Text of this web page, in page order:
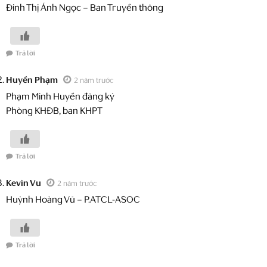
Đinh Thị Ánh Ngọc – Ban Truyền thông
Trả lời
Huyền Phạm 2 năm trước
Phạm Minh Huyền đăng ký
Phòng KHĐB, ban KHPT
Trả lời
Kevin Vu 2 năm trước
Huỳnh Hoàng Vũ – P.ATCL-ASOC
Trả lời